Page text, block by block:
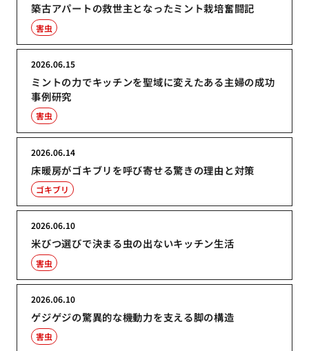
築古アパートの救世主となったミント栽培奮闘記
害虫
ミントの力でキッチンを聖域に変えたある主婦の成功
事例研究
2026.06.15
害虫
床暖房がゴキブリを呼び寄せる驚きの理由と対策
2026.06.14
ゴキブリ
米びつ選びで決まる虫の出ないキッチン生活
2026.06.10
害虫
ゲジゲジの驚異的な機動力を支える脚の構造
2026.06.10
害虫